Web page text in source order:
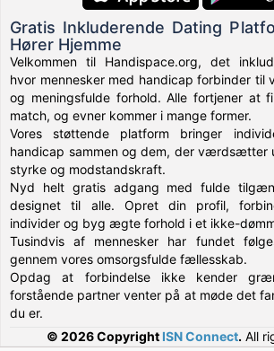
Gratis Inkluderende Dating
Hører Hjemme
Velkommen til Handispace.org, det
hvor mennesker med handicap forbinder til
og meningsfulde forhold. Alle fortjener at
match, og evner kommer i mange former.
Vores støttende platform bringer
handicap sammen og dem, der værdsætter
styrke og modstandskraft.
Nyd helt gratis adgang med fulde
designet til alle. Opret din profil,
individer og byg ægte forhold i et ikke-
Tusindvis af mennesker har fundet
gennem vores omsorgsfulde fællesskab.
Opdag at forbindelse ikke kender
forstående partner venter på at møde det
du er.
© 2026 Copyright ISN Connect. All